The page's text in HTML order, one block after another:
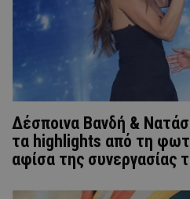
Δέσποινα Βανδή &
τα highlights από τη
αφίσα της συνεργασίας